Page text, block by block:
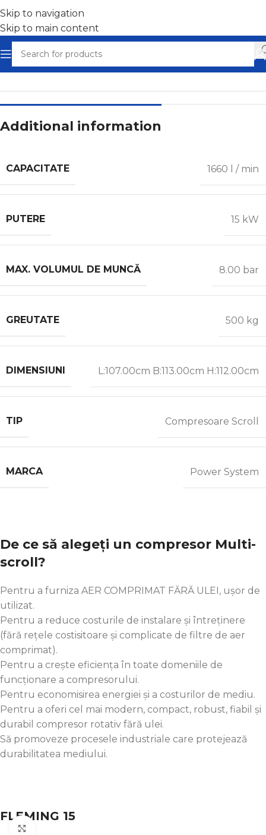
Skip to navigation
Skip to main content
Home/Compresoare scroll
Additional information
CAPACITATE 1660 l / min
PUTERE 15 kW
MAX. VOLUMUL DE MUNCĂ 8.00 bar
GREUTATE 500 kg
DIMENSIUNI L:107.00cm B:113.00cm H:112.00cm
TIP Compresoare Scroll
MARCA Power System
De ce să alegeți un compresor Multi-
scroll?
Pentru a furniza AER COMPRIMAT FĂRĂ ULEI, ușor de
utilizat.
Pentru a reduce costurile de instalare și întreținere
(fără rețele costisitoare și complicate de filtre de aer
comprimat).
Pentru a crește eficiența în toate domeniile de
funcționare a compresorului.
Pentru economisirea energiei și a costurilor de mediu.
Pentru a oferi cel mai modern, compact, robust, fiabil și
durabil compresor rotativ fără ulei.
Să promoveze procesele industriale care protejează
durabilitatea mediului.
FLEMING 15